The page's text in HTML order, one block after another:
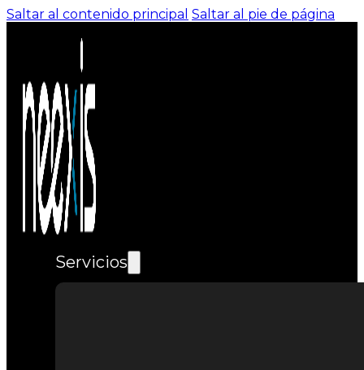
Saltar al contenido principal Saltar al pie de página
Servicios